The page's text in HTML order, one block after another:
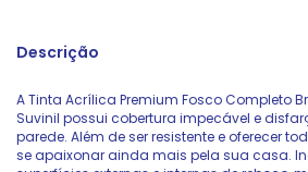
Descrição
A Tinta Acrílica Premium Fosco Completo
Suvinil possui cobertura impecável e
parede. Além de ser resistente e oferecer
se apaixonar ainda mais pela sua casa.